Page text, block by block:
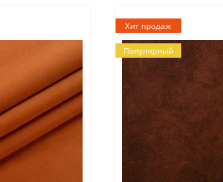
Хит продаж
Популярный